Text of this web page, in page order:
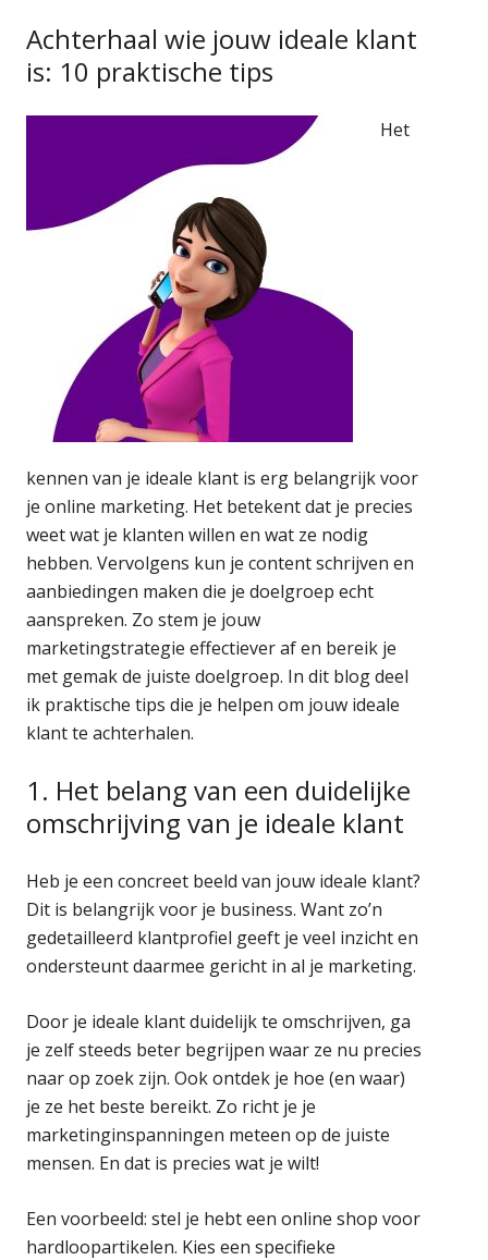
Achterhaal wie jouw ideale klant
is: 10 praktische tips
Het
kennen van je ideale klant is erg belangrijk voor
je online marketing. Het betekent dat je precies
weet wat je klanten willen en wat ze nodig
hebben. Vervolgens kun je content schrijven en
aanbiedingen maken die je doelgroep echt
aanspreken. Zo stem je jouw
marketingstrategie effectiever af en bereik je
met gemak de juiste doelgroep. In dit blog deel
ik praktische tips die je helpen om jouw ideale
klant te achterhalen.
1. Het belang van een duidelijke
omschrijving van je ideale klant
Heb je een concreet beeld van jouw ideale klant?
Dit is belangrijk voor je business. Want zo’n
gedetailleerd klantprofiel geeft je veel inzicht en
ondersteunt daarmee gericht in al je marketing.
Door je ideale klant duidelijk te omschrijven, ga
je zelf steeds beter begrijpen waar ze nu precies
naar op zoek zijn. Ook ontdek je hoe (en waar)
je ze het beste bereikt. Zo richt je je
marketinginspanningen meteen op de juiste
mensen. En dat is precies wat je wilt!
Een voorbeeld: stel je hebt een online shop voor
hardloopartikelen. Kies een specifieke